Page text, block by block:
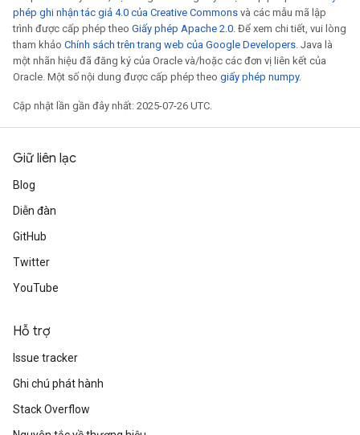
phép ghi nhận tác giả 4.0 của Creative Commons và các mẫu mã lập
trình được cấp phép theo Giấy phép Apache 2.0. Để xem chi tiết, vui lòng
tham khảo Chính sách trên trang web của Google Developers. Java là
một nhãn hiệu đã đăng ký của Oracle và/hoặc các đơn vị liên kết của
Oracle. Một số nội dung được cấp phép theo giấy phép numpy.
Cập nhật lần gần đây nhất: 2025-07-26 UTC.
Giữ liên lạc
Blog
Diễn đàn
GitHub
Twitter
YouTube
Hỗ trợ
Issue tracker
Ghi chú phát hành
Stack Overflow